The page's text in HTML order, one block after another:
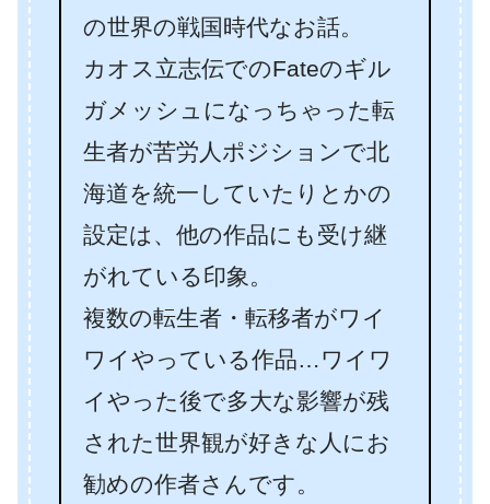
の世界の戦国時代なお話。
カオス立志伝でのFateのギル
ガメッシュになっちゃった転
生者が苦労人ポジションで北
海道を統一していたりとかの
設定は、他の作品にも受け継
がれている印象。
複数の転生者・転移者がワイ
ワイやっている作品…ワイワ
イやった後で多大な影響が残
された世界観が好きな人にお
勧めの作者さんです。